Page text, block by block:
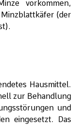
vorkommen,
(der
Hausmittel.
zur Behandlung
und
eingesetzt. Das